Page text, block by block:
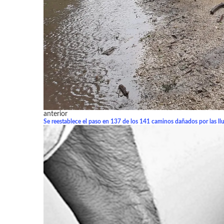
anterior
Se reestablece el paso en 137 de los 141 caminos dañados por las